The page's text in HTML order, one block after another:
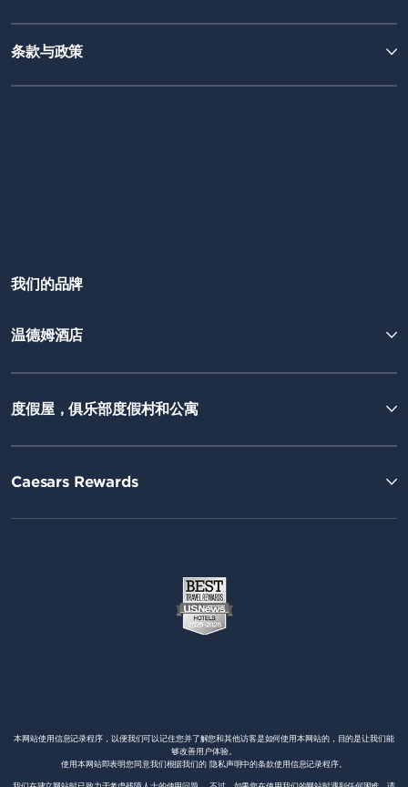
条款与政策
我们的品牌
温德姆酒店
度假屋，俱乐部度假村和公寓
Caesars Rewards
本网站使用信息记录程序，以便我们可以记住您并了解您和其他访客是如何使用本网站的，目的是让我们能
够改善用户体验。
使用本网站即表明您同意我们根据我们的 隐私声明中的条款使用信息记录程序。